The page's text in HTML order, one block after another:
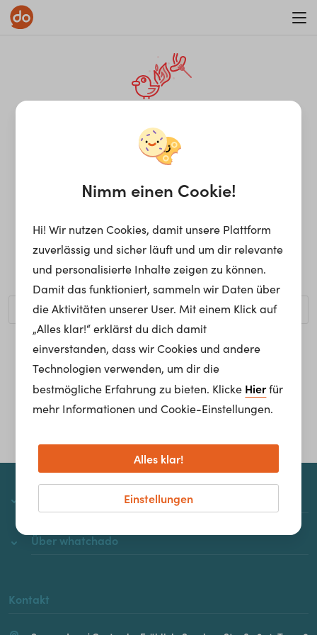
¡Ay, caramba! Seite nicht
gefunden.
Ups, die gewünschte Seite kann nicht gefunden werden.
Möchtest du nach einem bestimmten Begriff suchen?
Homepage
Über whatchado
Kontakt
Nimm einen Cookie!
Hi! Wir nutzen Cookies, damit unsere Plattform
zuverlässig und sicher läuft und um dir relevante
und personalisierte Inhalte zeigen zu können.
Damit das funktioniert, sammeln wir Daten über
die Aktivitäten unserer User. Mit einem Klick auf
„Alles klar!“ erklärst du dich damit
einverstanden, dass wir Cookies und andere
Technologien verwenden, um dir die
bestmögliche Erfahrung zu bieten. Klicke Hierfür
mehr Informationen und Cookie-Einstellungen.
Einstellungen
Alles klar!